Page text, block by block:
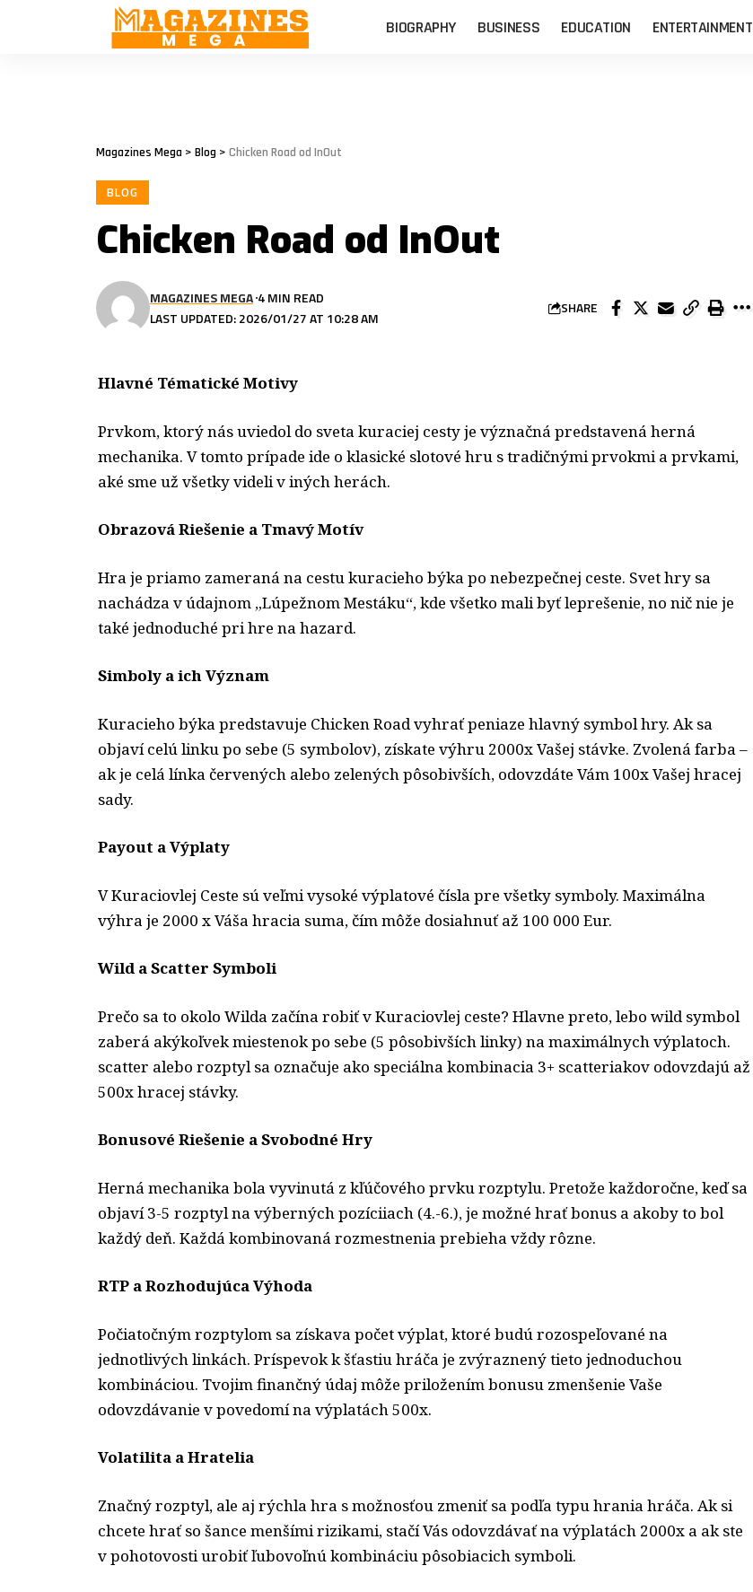
BIOGRAPHY BUSINESS EDUCATION ENTERTAINMENT
Magazines Mega > Blog > Chicken Road od InOut
BLOG
Chicken Road od InOut
LAST UPDATED: 2026/01/27 AT 10:28 AM
MAGAZINES MEGA 4 MIN READ
SHARE
Hlavné Tématické Motivy
Prvkom, ktorý nás uviedol do sveta kuraciej cesty je význačná predstavená herná
mechanika. V tomto prípade ide o klasické slotové hru s tradičnými prvokmi a prvkami,
aké sme už všetky videli v iných herách.
Obrazová Riešenie a Tmavý Motív
Hra je priamo zameraná na cestu kuracieho býka po nebezpečnej ceste. Svet hry sa
nachádza v údajnom „Lúpežnom Mestáku“, kde všetko mali byť leprešenie, no nič nie je
také jednoduché pri hre na hazard.
Simboly a ich Význam
Kuracieho býka predstavuje Chicken Road vyhrať peniaze hlavný symbol hry. Ak sa
objaví celú linku po sebe (5 symbolov), získate výhru 2000x Vašej stávke. Zvolená farba –
ak je celá línka červených alebo zelených pôsobivších, odovzdáte Vám 100x Vašej hracej
sady.
Payout a Výplaty
V Kuraciovlej Ceste sú veľmi vysoké výplatové čísla pre všetky symboly. Maximálna
výhra je 2000 x Váša hracia suma, čím môže dosiahnuť až 100 000 Eur.
Wild a Scatter Symboli
Prečo sa to okolo Wilda začína robiť v Kuraciovlej ceste? Hlavne preto, lebo wild symbol
zaberá akýkoľvek miestenok po sebe (5 pôsobivších linky) na maximálnych výplatoch.
scatter alebo rozptyl sa označuje ako speciálna kombinacia 3+ scatteriakov odovzdajú až
500x hracej stávky.
Bonusové Riešenie a Svobodné Hry
Herná mechanika bola vyvinutá z kľúčového prvku rozptylu. Pretože každoročne, keď sa
objaví 3-5 rozptyl na výberných pozíciiach (4.-6.), je možné hrať bonus a akoby to bol
každý deň. Každá kombinovaná rozmestnenia prebieha vždy rôzne.
RTP a Rozhodujúca Výhoda
Počiatočným rozptylom sa získava počet výplat, ktoré budú rozospeľované na
jednotlivých linkách. Príspevok k šťastiu hráča je zvýraznený tieto jednoduchou
kombináciou. Tvojim finančný údaj môže priložením bonusu zmenšenie Vaše
odovzdávanie v povedomí na výplatách 500x.
Volatilita a Hratelia
Značný rozptyl, ale aj rýchla hra s možnosťou zmeniť sa podľa typu hrania hráča. Ak si
chcete hrať so šance menšími rizikami, stačí Vás odovzdávať na výplatách 2000x a ak ste
v pohotovosti urobiť ľubovoľnú kombináciu pôsobiacich symboli.